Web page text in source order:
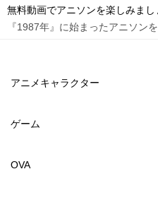
無料動画でアニソンを楽しみまし
『1987年』に始まったアニソン
アニメキャラクター
ゲーム
OVA